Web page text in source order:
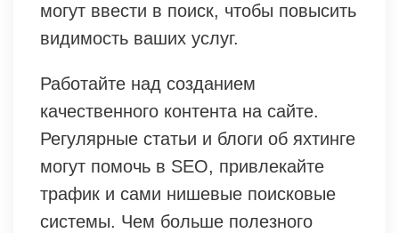
могут ввести в поиск, чтобы повысить
видимость ваших услуг.
Работайте над созданием
качественного контента на сайте.
Регулярные статьи и блоги об яхтинге
могут помочь в SEO, привлекайте
трафик и сами нишевые поисковые
системы. Чем больше полезного